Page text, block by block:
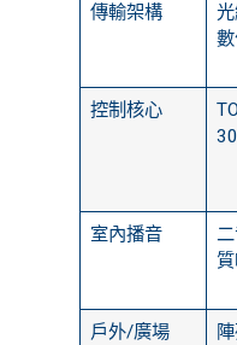
傳輸架構
控制核心
室內播音
戶外/廣場